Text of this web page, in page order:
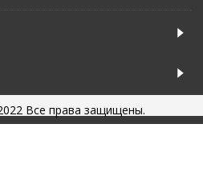
Все права защищены.